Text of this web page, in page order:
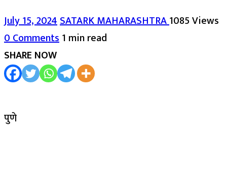
July 15, 2024SATARK MAHARASHTRA1085 Views
0 Comments1 min read
SHARE NOW
पुणे